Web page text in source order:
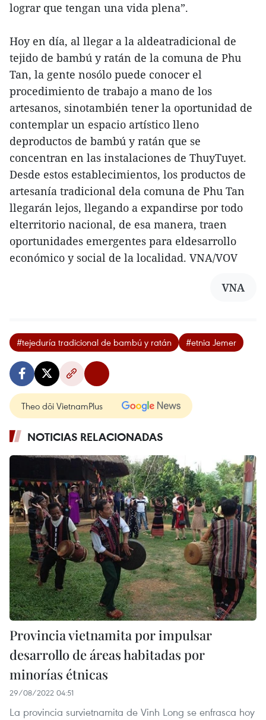
lograr que tengan una vida plena”.
Hoy en día, al llegar a la aldeatradicional de
tejido de bambú y ratán de la comuna de Phu
Tan, la gente nosólo puede conocer el
procedimiento de trabajo a mano de los
artesanos, sinotambién tener la oportunidad de
contemplar un espacio artístico lleno
deproductos de bambú y ratán que se
concentran en las instalaciones de ThuyTuyet.
Desde estos establecimientos, los productos de
artesanía tradicional dela comuna de Phu Tan
llegarán lejos, llegando a expandirse por todo
elterritorio nacional, de esa manera, traen
oportunidades emergentes para eldesarrollo
económico y social de la localidad. VNA/VOV
VNA
#tejeduría tradicional de bambú y ratán #etnia Jemer
Theo dõi VietnamPlus
NOTICIAS RELACIONADAS
Provincia vietnamita por impulsar
desarrollo de áreas habitadas por
minorías étnicas
29/08/2022 04:51
La provincia survietnamita de Vinh Long se enfrasca hoy